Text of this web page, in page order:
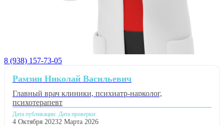
8 (938) 157-73-05
Рамзин Николай Васильевич
Главный врач клиники, психиатр-нарколог,
психотерапевт
Дата публикации:
4 Октября 2023
Дата проверки:
2 Марта 2026